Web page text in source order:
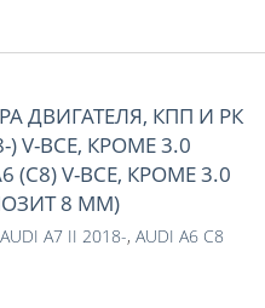
ДВИГАТЕЛЯ, КПП И РК
) V-ВСЕ, КРОМЕ 3.0
(C8) V-ВСЕ, КРОМЕ 3.0
8 ММ)
AUDI A7 II 2018-, AUDI A6 C8